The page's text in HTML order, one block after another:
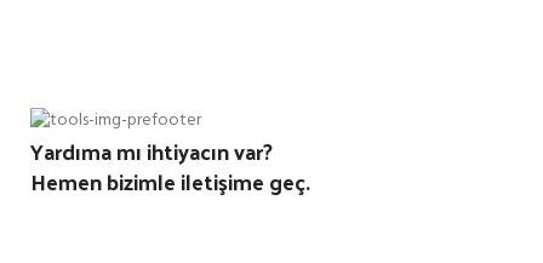
Yardıma mı ihtiyacın var?
Hemen bizimle iletişime geç.